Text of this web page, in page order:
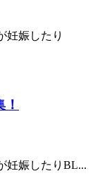
妊娠したり
妊娠したりBL...